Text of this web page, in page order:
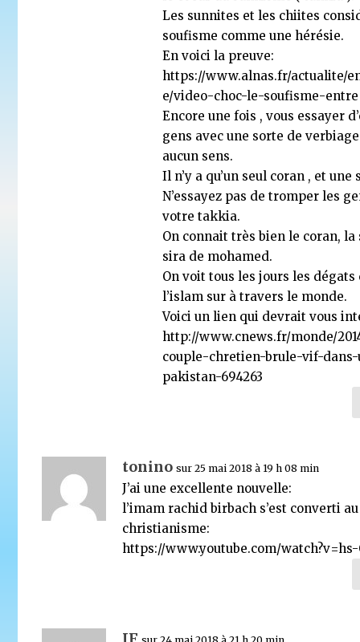
Les sunnites et les chiites
soufisme comme une hérésie.
En voici la preuve:
https://www.alnas.fr/actualite/
e/video-choc-le-soufisme-entre
Encore une fois , vous essayer
gens avec une sorte de verbiage
aucun sens.
Il n’y a qu’un seul coran , et une
N’essayez pas de tromper les
votre takkia.
On connait très bien le coran, la
sira de mohamed.
On voit tous les jours les
l’islam sur à travers le monde.
Voici un lien qui devrait vous
http://www.cnews.fr/monde/
couple-chretien-brule-vif-
pakistan-694263
tonino sur 25 mai 2018 à 19 h 08 min
J’ai une excellente nouvelle:
l’imam rachid birbach s’est converti au
christianisme:
https://www.youtube.com/